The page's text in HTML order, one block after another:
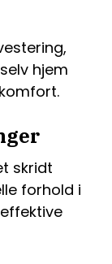
hjem
skridt
forhold i